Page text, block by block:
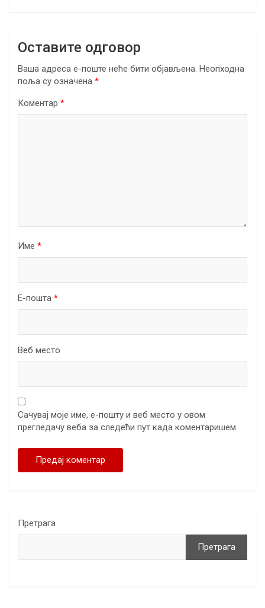
Оставите одговор
Ваша адреса е-поште неће бити објављена. Неопходна
поља су означена *
Коментар *
Име *
Е-пошта *
Веб место
Сачувај моје име, е-пошту и веб место у овом
прегледачу веба за следећи пут када коментаришем.
Претрага
Претрага